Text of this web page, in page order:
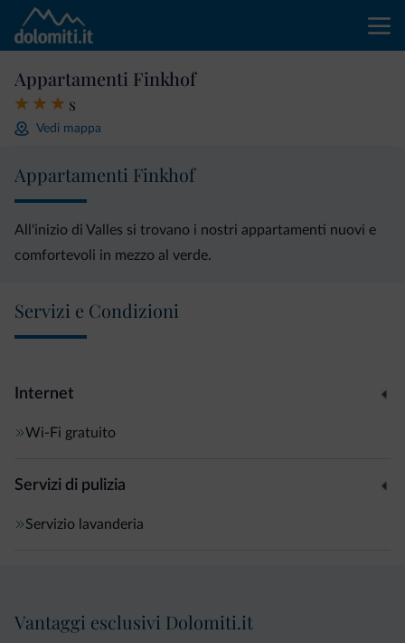
Appartamenti Finkhof
s
Vedi mappa
Appartamenti Finkhof
All'inizio di Valles si trovano i nostri appartamenti nuovi e
comfortevoli in mezzo al verde.
Servizi e Condizioni
Internet
Wi-Fi gratuito
Servizi di pulizia
Servizio lavanderia
Vantaggi esclusivi Dolomiti.it